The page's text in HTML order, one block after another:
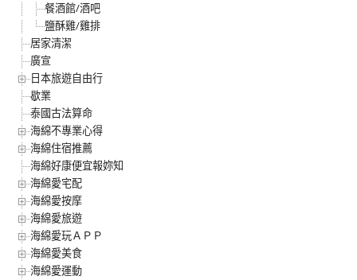
餐酒館/酒吧
鹽酥雞/雞排
居家清潔
廣宣
日本旅遊自由行
歇業
泰國古法算命
海綿不專業心得
海綿住宿推薦
海綿好康便宜報妳知
海綿愛宅配
海綿愛按摩
海綿愛旅遊
海綿愛玩ＡＰＰ
海綿愛美食
海綿愛運動